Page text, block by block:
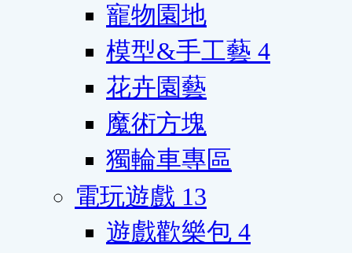
寵物園地
模型&手工藝 4
花卉園藝
魔術方塊
獨輪車專區
電玩遊戲 13
遊戲歡樂包 4